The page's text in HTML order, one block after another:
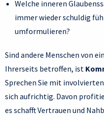
Welche inneren
immer wieder schuldig
umformulieren?
Sind andere Menschen von
Ihrerseits betroffen, ist
Sprechen Sie mit
sich aufrichtig. Davon
es schafft Vertrauen und